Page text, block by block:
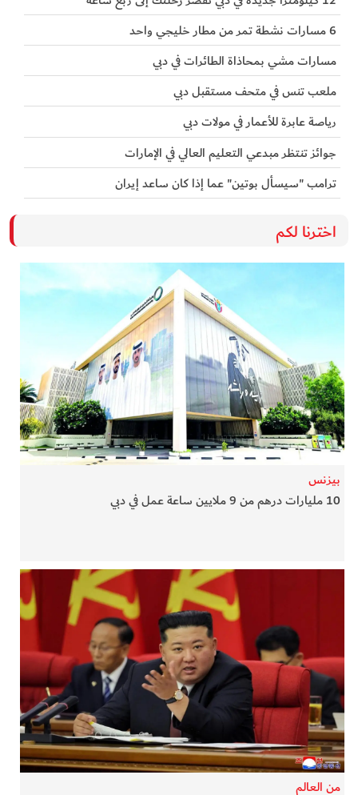
6 مسارات نشطة تمر من مطار خليجي واحد
مسارات مشي بمحاذاة الطائرات في دبي
ملعب تنس في متحف مستقبل دبي
رياصة عابرة للأعمار في مولات دبي
جوائز تنتظر مبدعي التعليم العالي في الإمارات
ترامب "سيسأل بوتين" عما إذا كان ساعد إيران
اخترنا لكم
بيزنس
10 مليارات درهم من 9 ملايين ساعة عمل في دبي
من العالم